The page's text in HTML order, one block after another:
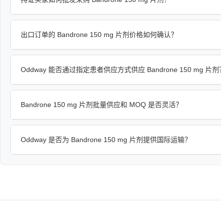
出口订单的 Bandrone 150 mg 片剂价格如何确认？
Oddway 能否通过指定患者供应方式供应 Bandrone 150 mg 片剂
Bandrone 150 mg 片剂批量供应和 MOQ 是否灵活？
Oddway 是否为 Bandrone 150 mg 片剂提供国际运输？